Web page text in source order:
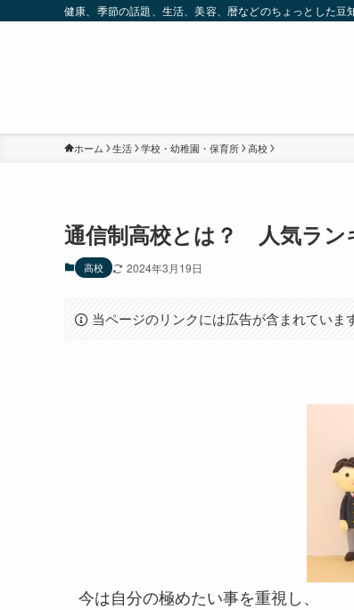
健康、季節の話題、生活、美容、暦などのちょっとした豆
ホーム 生活 学校・幼稚園・保育所 高校
通信制高校とは？ 人気ラン
高校 2024年3月19日
当ページのリンクには広告が含まれていま
今は自分の極めたい事を重視し、